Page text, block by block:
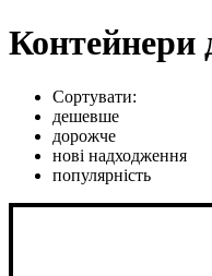
Контейнери
Сортувати:
дешевше
дорожче
нові надходження
популярність